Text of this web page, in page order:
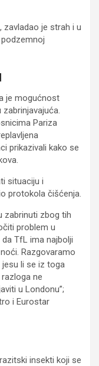
zavladao je strah i u
je mogućnost
Pariza
prikazivali kako se
situaciju i
protokola čišćenja.
zabrinuti zbog tih
problem u
TfL ima najbolji
Razgovaramo
jesu li se iz toga
ne
u Londonu”;
i Eurostar
insekti koji se